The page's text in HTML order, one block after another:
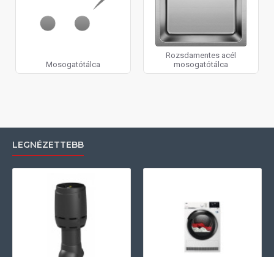
Mosogatótálca
Rozsdamentes acél
mosogatótálca
LEGNÉZETTEBB